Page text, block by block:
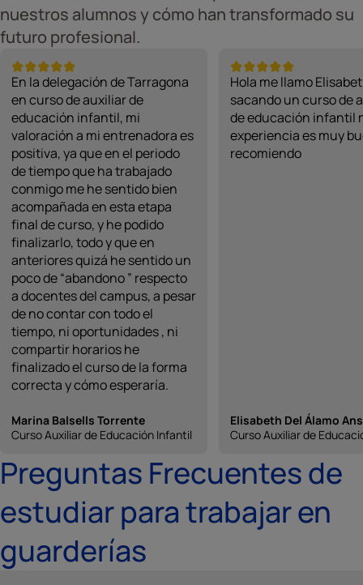
nuestros alumnos y cómo han transformado su
futuro profesional.
En la delegación de Tarragona
en curso de auxiliar de
educación infantil, mi
valoración a mi entrenadora es
positiva, ya que en el periodo
de tiempo que ha trabajado
conmigo me he sentido bien
acompañada en esta etapa
final de curso, y he podido
finalizarlo, todo y que en
anteriores quizá he sentido un
poco de “abandono ” respecto
a docentes del campus, a pesar
de no contar con todo el
tiempo, ni oportunidades , ni
compartir horarios he
finalizado el curso de la forma
correcta y cómo esperaría.
Marina Balsells Torrente
Curso Auxiliar de Educación Infantil
Hola me llamo
sacando un curso de
de educación infantil
experiencia es muy
recomiendo
Elisabeth Del Álamo
Curso Auxiliar de
Preguntas Frecuentes de
estudiar para trabajar en
guarderías